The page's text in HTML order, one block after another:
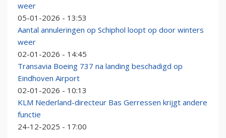
weer
05-01-2026 - 13:53
Aantal annuleringen op Schiphol loopt op door winters
weer
02-01-2026 - 14:45
Transavia Boeing 737 na landing beschadigd op
Eindhoven Airport
02-01-2026 - 10:13
KLM Nederland-directeur Bas Gerressen krijgt andere
functie
24-12-2025 - 17:00